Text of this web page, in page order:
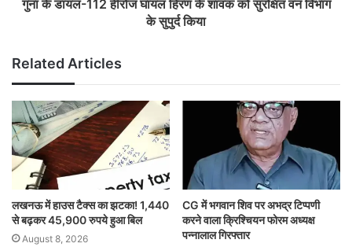
गुना के डायल-112 हीरोज घायल हिरण के शावक को सुरक्षित वन विभाग
के सुपुर्द किया
Related Articles
लखनऊ में हाउस टैक्स का झटका! 1,440
से बढ़कर 45,900 रुपये हुआ बिल
August 8, 2026
CG में भगवान शिव पर अभद्र टिप्पणी
करने वाला क्रिश्चियन फोरम अध्यक्ष
पन्नालाल गिरफ्तार